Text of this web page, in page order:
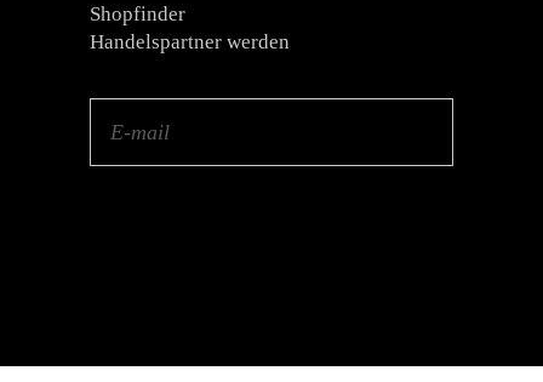
Shopfinder
Handelspartner werden